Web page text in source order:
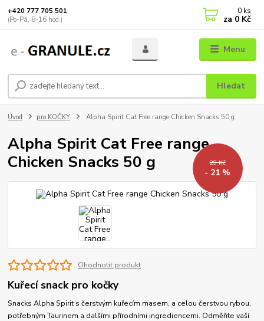
Menu
Hledat
+420 777 705 501
(Po-Pá, 8-16 hod.)
0 ks
za 0 Kč
Úvod pro KOČKY Alpha Spirit Cat Free range Chicken Snacks 50 g
Alpha Spirit Cat Free range
Chicken Snacks 50 g
29 Kč
- 21 %
Ohodnotit produkt
Kuřecí snack pro kočky
Snacks Alpha Spirit s čerstvým kuřecím masem, a celou čerstvou rybou,
potřebným Taurinem a dalšími přírodními ingrediencemi. Odměňte vaší